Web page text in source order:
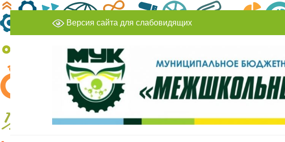
Перейти
к
Enter)
Версия сайта для слабовидящих